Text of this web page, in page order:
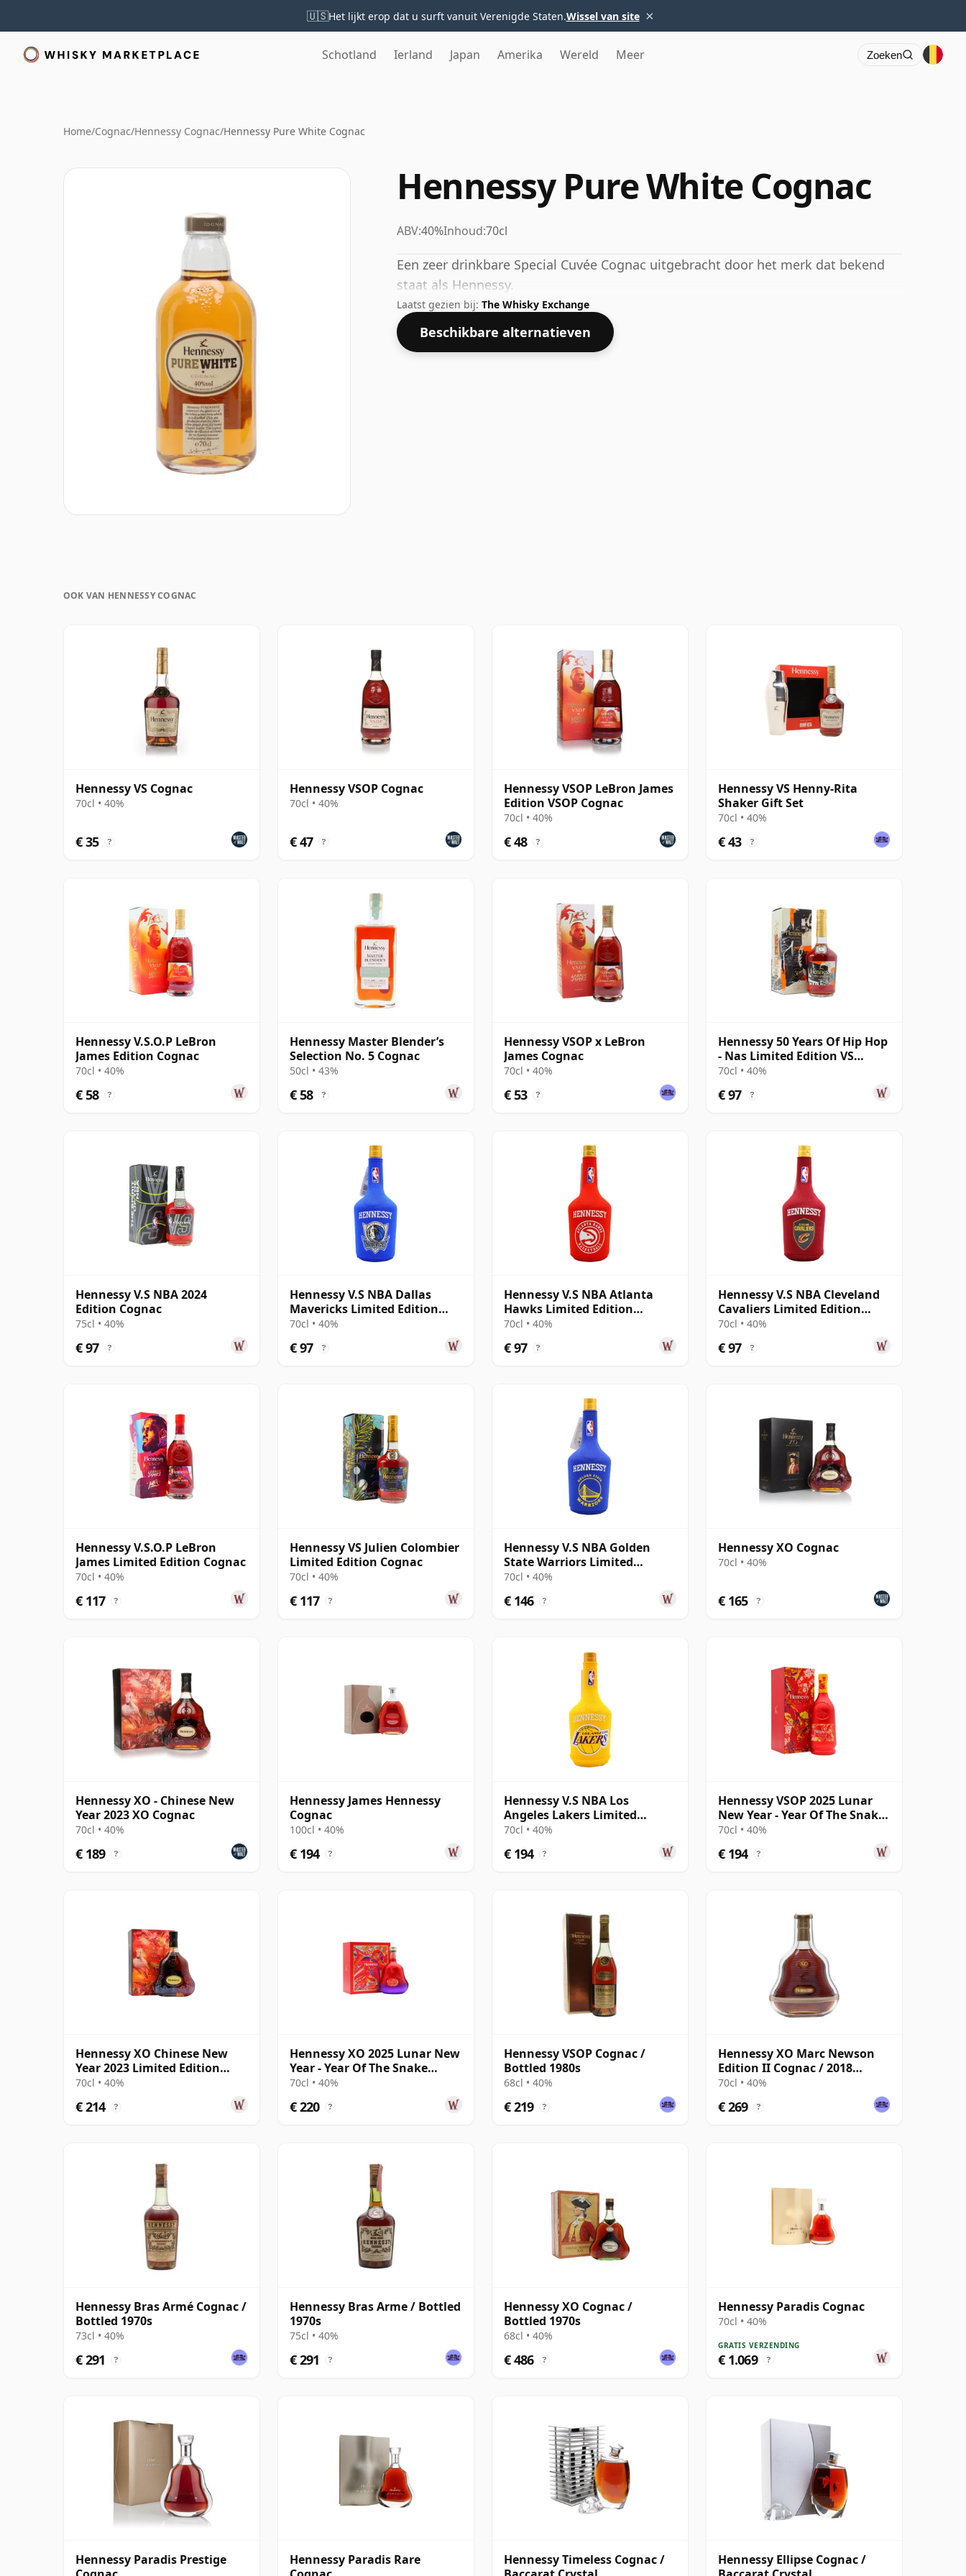
🇺🇸Het lijkt erop dat u surft vanuit Verenigde Staten.Wissel van site ×
Schotland Ierland Japan Amerika Wereld Meer Zoeken
Home/Cognac/Hennessy Cognac/Hennessy Pure White Cognac
Hennessy Pure White Cognac
ABV:40%Inhoud:70cl
Een zeer drinkbare Special Cuvée Cognac uitgebracht door het merk dat bekend
staat als Hennessy.
Laatst gezien bij: The Whisky Exchange
Beschikbare alternatieven
OOK VAN HENNESSY COGNAC
Hennessy VS Cognac
70cl • 40%
€ 35 ?
Hennessy VSOP Cognac
70cl • 40%
€ 47 ?
Hennessy VSOP LeBron James
Edition VSOP Cognac
70cl • 40%
€ 48 ?
Hennessy VS Henny-Rita
Shaker Gift Set
70cl • 40%
€ 43 ?
Hennessy V.S.O.P LeBron
James Edition Cognac
70cl • 40%
€ 58 ?
Hennessy Master Blender’s
Selection No. 5 Cognac
50cl • 43%
€ 58 ?
Hennessy VSOP x LeBron
James Cognac
70cl • 40%
€ 53 ?
Hennessy 50 Years Of Hip Hop
- Nas Limited Edition VS
Cognac
70cl • 40%
€ 97 ?
Hennessy V.S NBA 2024
Edition Cognac
75cl • 40%
€ 97 ?
Hennessy V.S NBA Dallas
Mavericks Limited Edition
Cognac
70cl • 40%
€ 97 ?
Hennessy V.S NBA Atlanta
Hawks Limited Edition
Cognac
70cl • 40%
€ 97 ?
Hennessy V.S NBA Cleveland
Cavaliers Limited Edition
Cognac
70cl • 40%
€ 97 ?
Hennessy V.S.O.P LeBron
James Limited Edition Cognac
70cl • 40%
€ 117 ?
Hennessy VS Julien Colombier
Limited Edition Cognac
70cl • 40%
€ 117 ?
Hennessy V.S NBA Golden
State Warriors Limited
Edition Cognac
70cl • 40%
€ 146 ?
Hennessy XO Cognac
70cl • 40%
€ 165 ?
Hennessy XO - Chinese New
Year 2023 XO Cognac
70cl • 40%
€ 189 ?
Hennessy James Hennessy
Cognac
100cl • 40%
€ 194 ?
Hennessy V.S NBA Los
Angeles Lakers Limited
Edition Cognac
70cl • 40%
€ 194 ?
Hennessy VSOP 2025 Lunar
New Year - Year Of The Snake
Cognac
70cl • 40%
€ 194 ?
Hennessy XO Chinese New
Year 2023 Limited Edition
Cognac
70cl • 40%
€ 214 ?
Hennessy XO 2025 Lunar New
Year - Year Of The Snake
Cognac
70cl • 40%
€ 220 ?
Hennessy VSOP Cognac /
Bottled 1980s
68cl • 40%
€ 219 ?
Hennessy XO Marc Newson
Edition II Cognac / 2018
Release
70cl • 40%
€ 269 ?
Hennessy Bras Armé Cognac /
Bottled 1970s
73cl • 40%
€ 291 ?
Hennessy Bras Arme / Bottled
1970s
75cl • 40%
€ 291 ?
Hennessy XO Cognac /
Bottled 1970s
68cl • 40%
€ 486 ?
Hennessy Paradis Cognac
70cl • 40%
GRATIS VERZENDING
€ 1.069 ?
Hennessy Paradis Prestige
Hennessy Paradis Rare
Hennessy Timeless Cognac /
Hennessy Ellipse Cognac /